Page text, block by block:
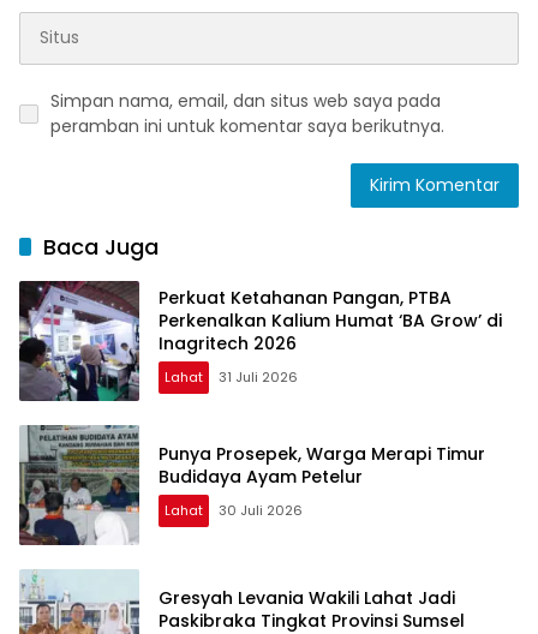
Simpan nama, email, dan situs web saya pada
peramban ini untuk komentar saya berikutnya.
Baca Juga
Perkuat Ketahanan Pangan, PTBA
Perkenalkan Kalium Humat ‘BA Grow’ di
Inagritech 2026
Lahat 31 Juli 2026
Punya Prosepek, Warga Merapi Timur
Budidaya Ayam Petelur
Lahat 30 Juli 2026
Gresyah Levania Wakili Lahat Jadi
Paskibraka Tingkat Provinsi Sumsel